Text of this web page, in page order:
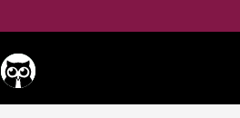
Suomalainen.com